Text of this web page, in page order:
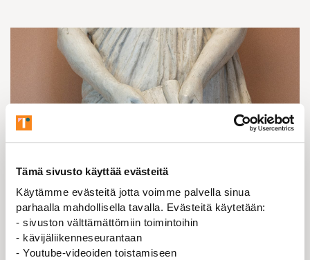
Tämä sivusto käyttää evästeitä
Käytämme evästeitä jotta voimme palvella sinua
parhaalla mahdollisella tavalla. Evästeitä käytetään:
- sivuston välttämättömiin toimintoihin
- kävijäliikenneseurantaan
- Youtube-videoiden toistamiseen
Aktuellt 16.04.2025